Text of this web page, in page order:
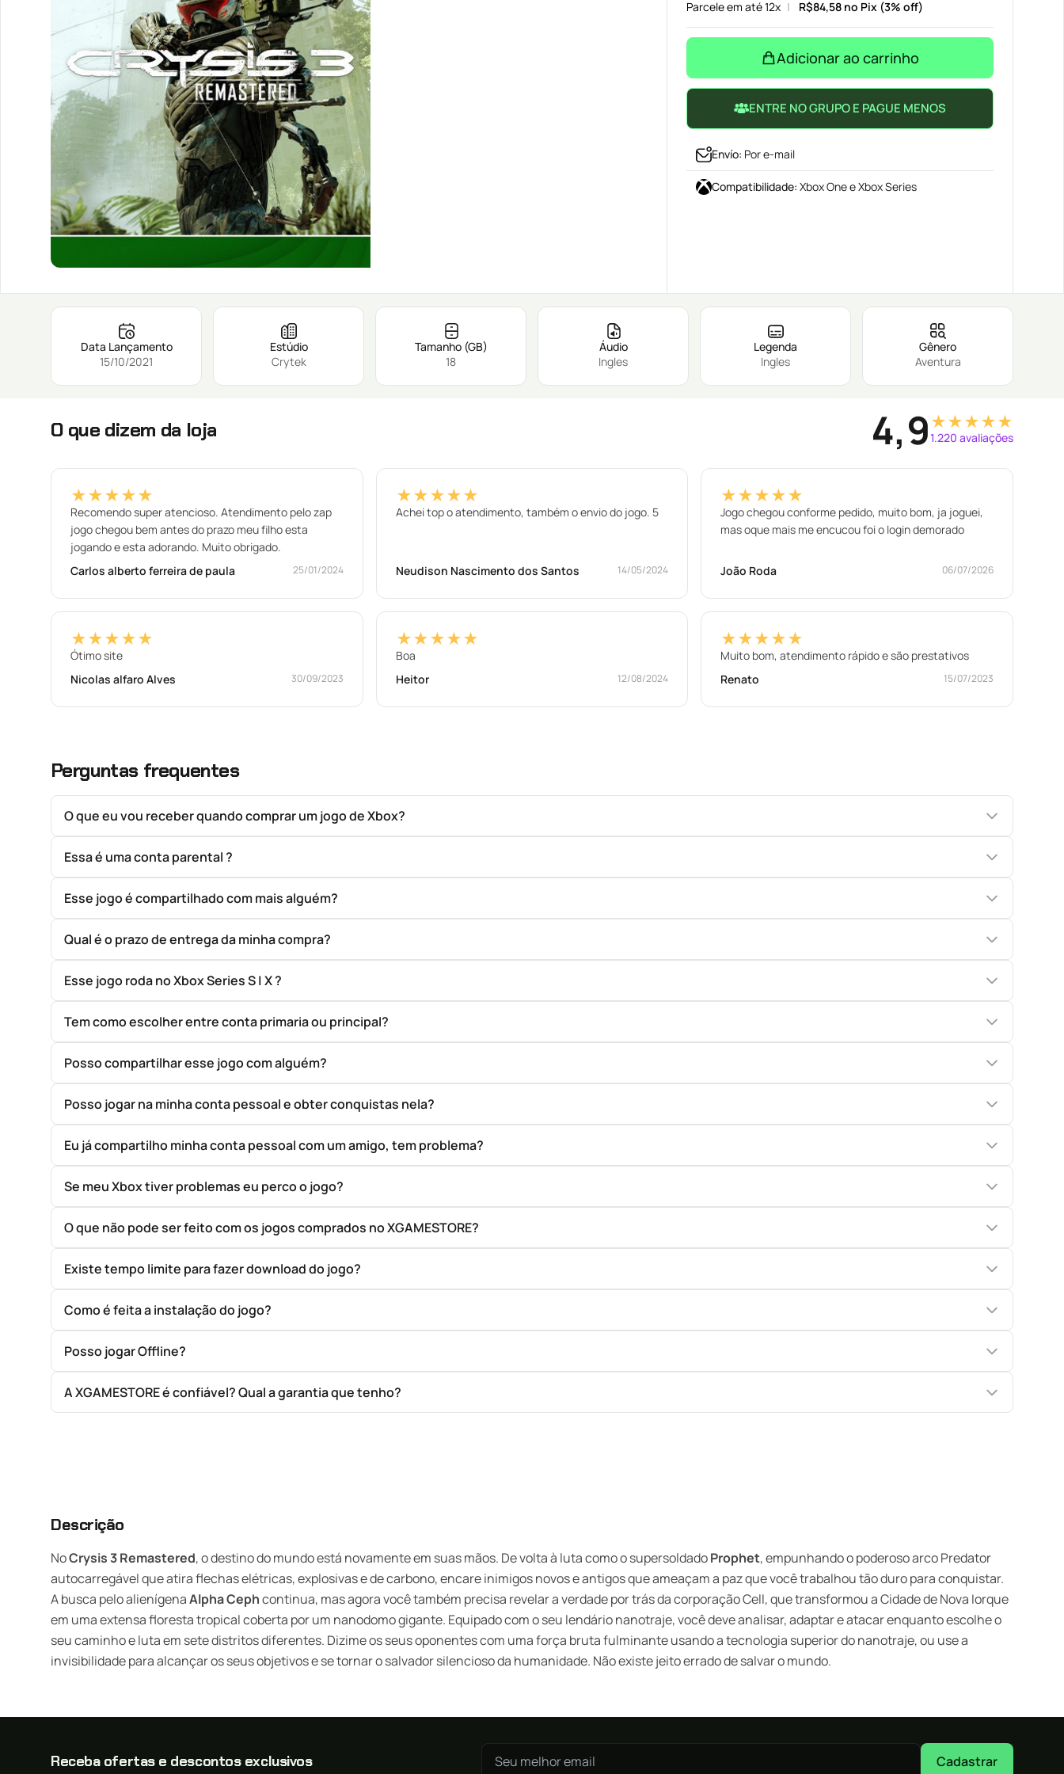
Parcele em até 12x R$84,58no Pix (3% off)
Adicionar ao carrinho
ENTRE NO GRUPO E PAGUE MENOS
Envío: Por e-mail
Compatibilidade: Xbox One e Xbox Series
Data Lançamento
15/10/2021
Estúdio
Crytek
Tamanho (GB)
18
Áudio
Ingles
Legenda
Ingles
Gênero
Aventura
O que dizem da loja 4,9★★★★★
1.220 avaliações
★★★★★
Recomendo super atencioso. Atendimento pelo zap
jogo chegou bem antes do prazo meu filho esta
jogando e esta adorando. Muito obrigado.
Carlos alberto ferreira de paula
25/01/2024
★★★★★
Achei top o atendimento, também o envio do jogo. 5
Neudison Nascimento dos Santos 14/05/2024
★★★★★
Jogo chegou conforme pedido, muito bom, ja joguei,
mas oque mais me encucou foi o login demorado
João Roda 06/07/2026
★★★★★
Ótimo site
Nicolas alfaro Alves
30/09/2023
★★★★★
Boa
Heitor
12/08/2024
★★★★★
Muito bom, atendimento rápido e são prestativos
Renato
15/07/2023
Perguntas frequentes
O que eu vou receber quando comprar um jogo de Xbox?
Essa é uma conta parental ?
Esse jogo é compartilhado com mais alguém?
Qual é o prazo de entrega da minha compra?
Esse jogo roda no Xbox Series S | X ?
Tem como escolher entre conta primaria ou principal?
Posso compartilhar esse jogo com alguém?
Posso jogar na minha conta pessoal e obter conquistas nela?
Eu já compartilho minha conta pessoal com um amigo, tem problema?
Se meu Xbox tiver problemas eu perco o jogo?
O que não pode ser feito com os jogos comprados no XGAMESTORE?
Existe tempo limite para fazer download do jogo?
Como é feita a instalação do jogo?
Posso jogar Offline?
A XGAMESTORE é confiável? Qual a garantia que tenho?
Descrição
NoCrysis 3 Remastered, o destino do mundo está novamente em suas mãos. De volta à luta como o supersoldadoProphet, empunhando o poderoso arco Predator
autocarregável que atira flechas elétricas, explosivas e de carbono, encare inimigos novos e antigos que ameaçam a paz que você trabalhou tão duro para conquistar.
A busca pelo alienígenaAlpha Cephcontinua, mas agora você também precisa revelar a verdade por trás da corporação Cell, que transformou a Cidade de Nova Iorque
em uma extensa floresta tropical coberta por um nanodomo gigante. Equipado com o seu lendário nanotraje, você deve analisar, adaptar e atacar enquanto escolhe o
seu caminho e luta em sete distritos diferentes. Dizime os seus oponentes com uma força bruta fulminante usando a tecnologia superior do nanotraje, ou use a
invisibilidade para alcançar os seus objetivos e se tornar o salvador silencioso da humanidade. Não existe jeito errado de salvar o mundo.
Receba ofertas e descontos exclusivos Cadastrar